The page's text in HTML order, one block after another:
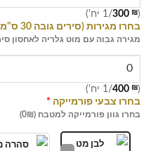
(
300 ₪
/1 יח')
בחרו מגירות (סירים גובה 30 ס"מ)
מגירה גבוה עם מוט גלריה לאחסון
(
400 ₪
/1 יח')
בחרו צבעי פורמייקה *
בחרו גוון פורמייקה למטבח (0₪)